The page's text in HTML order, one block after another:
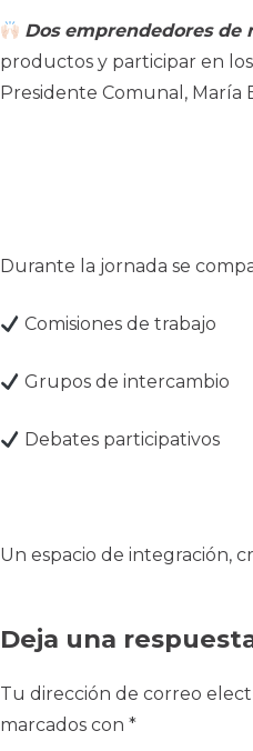
Dos emprendedores de
productos y participar en
Presidente Comunal, María
Durante la jornada se
Comisiones de trabajo
Grupos de intercambio
Debates participativos
Un espacio de integración,
Deja una
Tu dirección de correo
marcados con *